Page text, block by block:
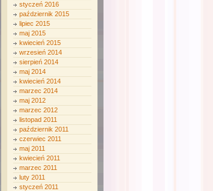
styczeń 2016
październik 2015
lipiec 2015
maj 2015
kwiecień 2015
wrzesień 2014
sierpień 2014
maj 2014
kwiecień 2014
marzec 2014
maj 2012
marzec 2012
listopad 2011
październik 2011
czerwiec 2011
maj 2011
kwiecień 2011
marzec 2011
luty 2011
styczeń 2011